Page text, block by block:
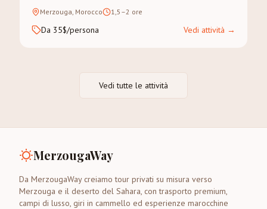
spettacolari del Sahara.
Merzouga, Morocco 1,5–2 ore
Da 35$/persona Vedi attività →
Vedi tutte le attività
MerzougaWay
Da MerzougaWay creiamo tour privati su misura verso
Merzouga e il deserto del Sahara, con trasporto premium,
campi di lusso, giri in cammello ed esperienze marocchine